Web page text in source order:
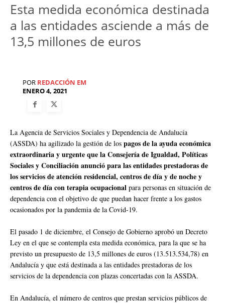
Esta medida económica destinada
a las entidades asciende a más de
13,5 millones de euros
POR REDACCIÓN EM
ENERO 4, 2021
La Agencia de Servicios Sociales y Dependencia de Andalucía
(ASSDA) ha agilizado la gestión de los pagos de la ayuda económica
extraordinaria y urgente que la Consejería de Igualdad, Políticas
Sociales y Conciliación anunció para las entidades prestadoras de
los servicios de atención residencial, centros de día y de noche y
centros de día con terapia ocupacional para personas en situación de
dependencia con el objetivo de que puedan hacer frente a los gastos
ocasionados por la pandemia de la Covid-19.
El pasado 1 de diciembre, el Consejo de Gobierno aprobó un Decreto
Ley en el que se contempla esta medida económica, para la que se ha
previsto un presupuesto de 13,5 millones de euros (13.513.534,78) en
Andalucía y que está destinada a las entidades prestadoras de los
servicios de la dependencia con plazas concertadas con la ASSDA.
En Andalucía, el número de centros que prestan servicios públicos de